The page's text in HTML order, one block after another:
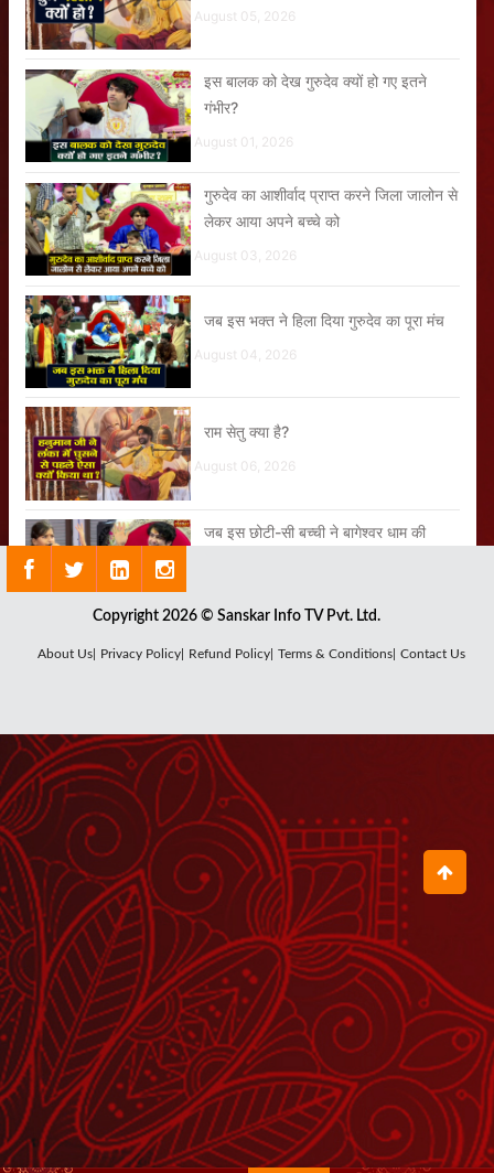
August 05, 2026
इस बालक को देख गुरुदेव क्यों हो गए इतने
गंभीर?
August 01, 2026
गुरुदेव का आशीर्वाद प्राप्त करने जिला जालोन से
लेकर आया अपने बच्चे को
August 03, 2026
जब इस भक्त ने हिला दिया गुरुदेव का पूरा मंच
August 04, 2026
राम सेतु क्या है?
August 06, 2026
जब इस छोटी-सी बच्ची ने बागेश्वर धाम की
जरा देर ठहरो राम Zara Der Thehro Ram
जय राधा माधव जय कुंज बिहारी
August 05, 2026
ऐसा क्या किया इस बूढ़ी मां ने जो गुरुदेव
खिलखिलाकर हंस पड़े?
August 01, 2026
जब गुरुदेव ने इस चेले को उठवाकर मंच पर बुला
लिया
August 03, 2026
60 सालों से तुम्हारे घर की देवी भूखी है
July 30, 2026
Copyright 2026 © Sanskar Info TV Pvt. Ltd.
About Us| Privacy Policy| Refund Policy| Terms & Conditions| Contact Us